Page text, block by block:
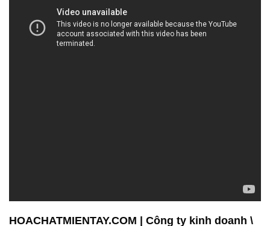
HOACHATMIENTAY.COM | Công ty kinh doanh \